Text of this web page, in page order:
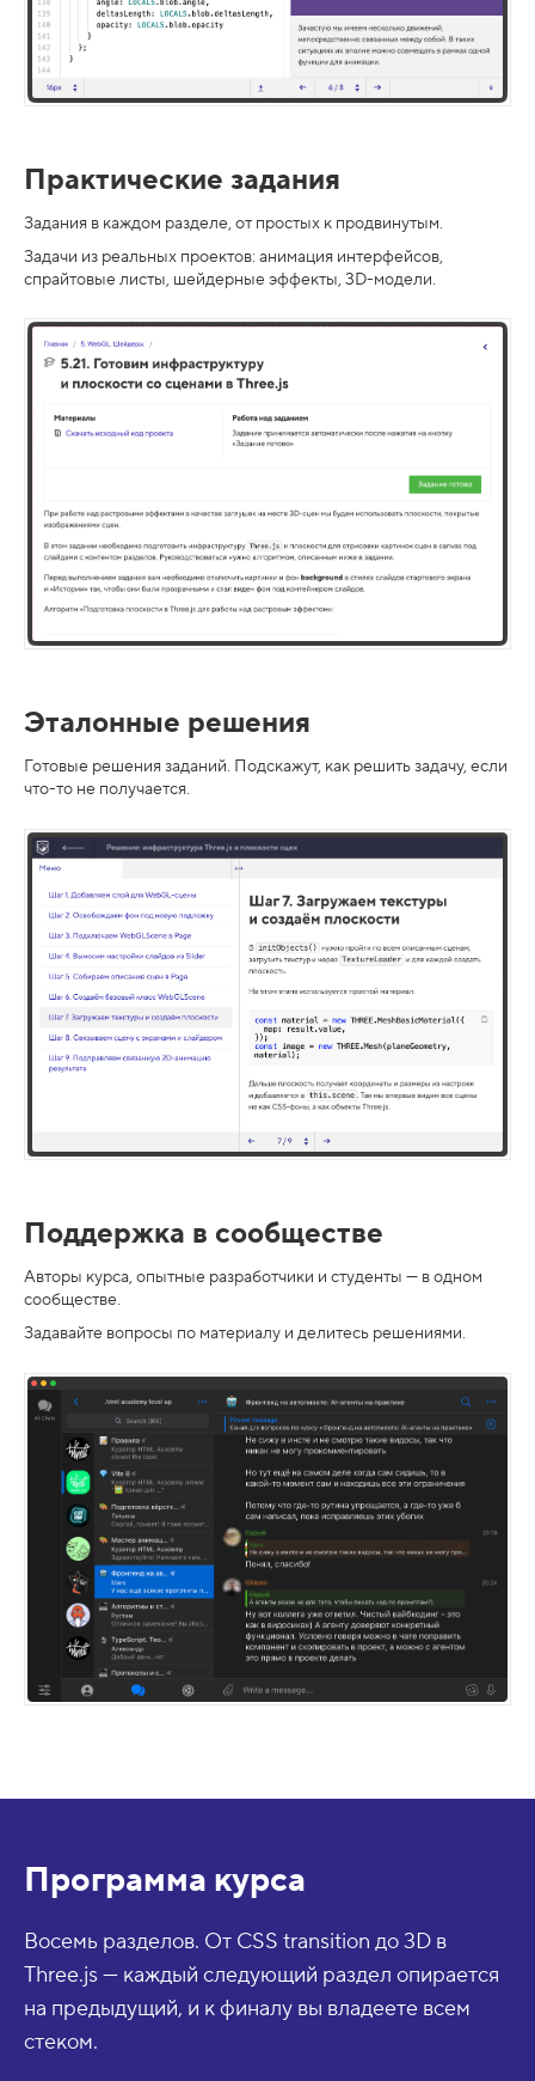
Практические задания
Задания в каждом разделе, от простых к продвинутым.
Задачи из реальных проектов: анимация интерфейсов,
спрайтовые листы, шейдерные эффекты, 3D-модели.
Эталонные решения
Готовые решения заданий. Подскажут, как решить задачу, если
что-то не получается.
Поддержка в сообществе
Авторы курса, опытные разработчики и студенты — в одном
сообществе.
Задавайте вопросы по материалу и делитесь решениями.
Программа курса
Восемь разделов. От CSS transition до 3D в
Three.js — каждый следующий раздел опирается
на предыдущий, и к финалу вы владеете всем
стеком.